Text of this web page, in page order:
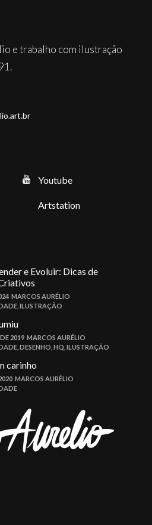
e trabalho com ilustração
Youtube
Artstation
e Evoluir: Dicas de
MARCOS AURÉLIO
ILUSTRAÇÃO
2019 MARCOS AURÉLIO
DESENHO HQ ILUSTRAÇÃO
carinho
MARCOS AURÉLIO